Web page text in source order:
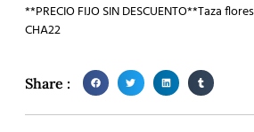
**PRECIO FIJO SIN DESCUENTO**Taza
CHA22
Share :